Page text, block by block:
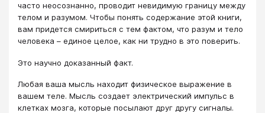
часто неосознанно, проводит невидимую границу между
телом и разумом. Чтобы понять содержание этой книги,
вам придется смириться с тем фактом, что разум и тело
человека – единое целое, как ни трудно в это поверить.
Это научно доказанный факт.
Любая ваша мысль находит физическое выражение в
вашем теле. Мысль создает электрический импульс в
клетках мозга, которые посылают друг другу сигналы.